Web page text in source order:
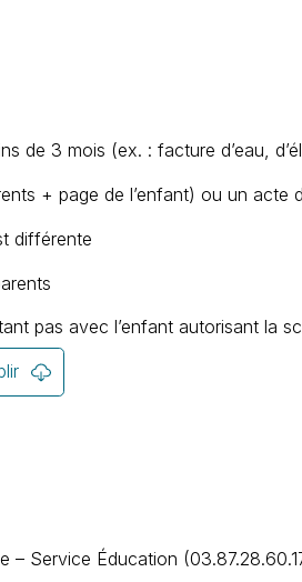
de 3 mois (ex. : facture d’eau,
+ page de l’enfant) ou un acte
différente
pas avec l’enfant autorisant la
– Service Éducation